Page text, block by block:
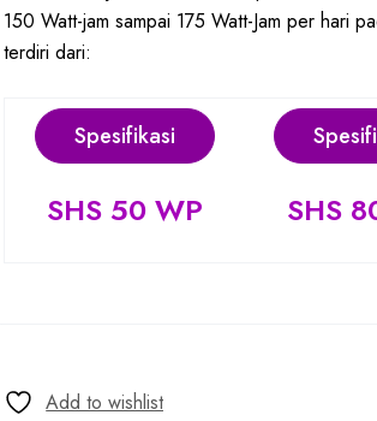
150 Watt-jam sampai 175 Watt-Jam per hari
terdiri dari:
Spesifikasi
SHS 50 WP SHS